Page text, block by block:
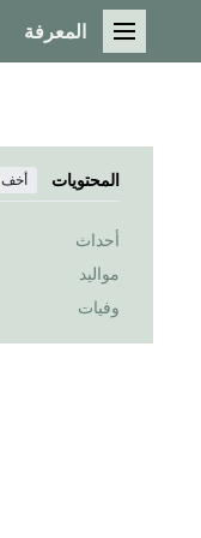
القائمة الرئيسية
المعرفة
المحتويات أخف
أحداث
مواليد
وفيات